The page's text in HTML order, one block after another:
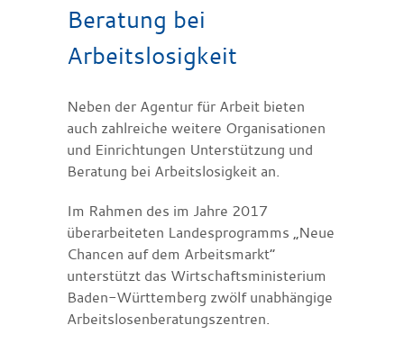
Beratung bei
Arbeitslosigkeit
Neben der Agentur für Arbeit bieten
auch zahlreiche weitere Organisationen
und Einrichtungen Unterstützung und
Beratung bei Arbeitslosigkeit an.
Im Rahmen des im Jahre 2017
überarbeiteten Landesprogramms „Neue
Chancen auf dem Arbeitsmarkt“
unterstützt das Wirtschaftsministerium
Baden-Württemberg zwölf unabhängige
Arbeitslosenberatungszentren.